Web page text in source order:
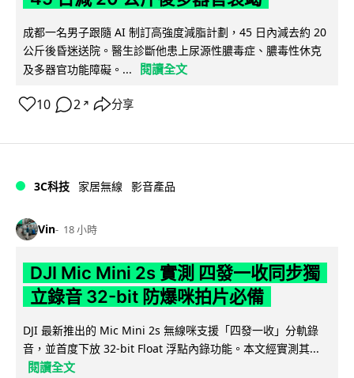
成都一名男子跟隨 AI 制訂高強度減脂計劃，45 日內減去約 20
公斤後昏迷送院。醫生診斷他患上尿源性膿毒症、膿毒性休克
及多器官功能障礙。...
閱讀全文
10 2 ↗ 分享
3C科技 家居無線 影音產品
Vin 18 小時
DJI Mic Mini 2s 實測 四發一收同步獨
立錄音 32-bit 防爆咪拍片必備
DJI 最新推出的 Mic Mini 2s 無線咪支援「四發一收」分軌錄
音，並首度下放 32-bit Float 浮點內錄功能。本文經實測其...
閱讀全文